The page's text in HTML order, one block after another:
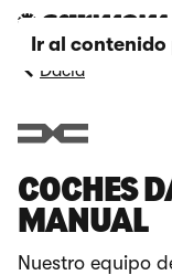
Ir al contenido
Dacia
COCHES
MANUAL
Nuestro equipo